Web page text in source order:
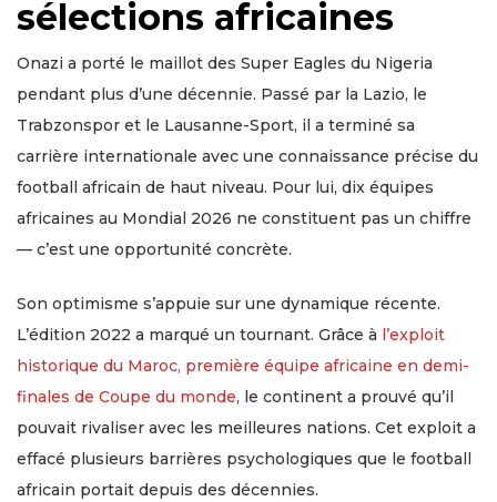
sélections africaines
Onazi a porté le maillot des Super Eagles du Nigeria
pendant plus d’une décennie. Passé par la Lazio, le
Trabzonspor et le Lausanne-Sport, il a terminé sa
carrière internationale avec une connaissance précise du
football africain de haut niveau. Pour lui, dix équipes
africaines au Mondial 2026 ne constituent pas un chiffre
— c’est une opportunité concrète.
Son optimisme s’appuie sur une dynamique récente.
L’édition 2022 a marqué un tournant. Grâce à l’exploit
historique du Maroc, première équipe africaine en demi-
finales de Coupe du monde, le continent a prouvé qu’il
pouvait rivaliser avec les meilleures nations. Cet exploit a
effacé plusieurs barrières psychologiques que le football
africain portait depuis des décennies.